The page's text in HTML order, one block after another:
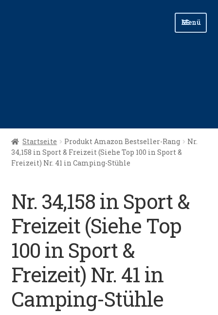
Menü
Start
Angellinks
Angelvideos
Datenschutz
Impressum
Kontakt
Shop
Startseite Produkt Amazon Bestseller-Rang
Nr.
34,158 in Sport & Freizeit (Siehe Top 100 in Sport &
Freizeit) Nr. 41 in Camping-Stühle
Nr. 34,158 in Sport &
Freizeit (Siehe Top
100 in Sport &
Freizeit) Nr. 41 in
Camping-Stühle